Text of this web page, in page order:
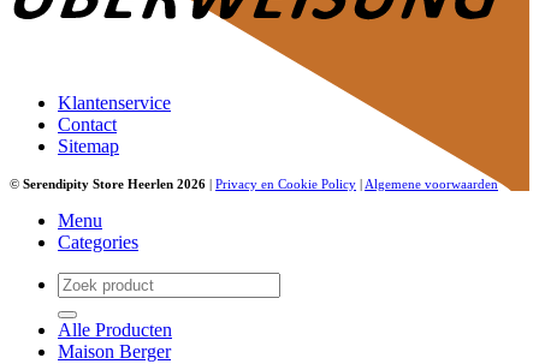
Klantenservice
Contact
Sitemap
© Serendipity Store Heerlen 2026 | Privacy en Cookie Policy | Algemene voorwaarden
Menu
Categories
Zoeken
naar:
Alle Producten
Maison Berger